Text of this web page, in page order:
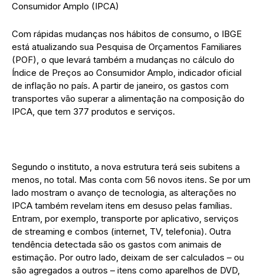
Consumidor Amplo (IPCA)
Com rápidas mudanças nos hábitos de consumo, o IBGE
está atualizando sua Pesquisa de Orçamentos Familiares
(POF), o que levará também a mudanças no cálculo do
Índice de Preços ao Consumidor Amplo, indicador oficial
de inflação no país. A partir de janeiro, os gastos com
transportes vão superar a alimentação na composição do
IPCA, que tem 377 produtos e serviços.
Segundo o instituto, a nova estrutura terá seis subitens a
menos, no total. Mas conta com 56 novos itens. Se por um
lado mostram o avanço de tecnologia, as alterações no
IPCA também revelam itens em desuso pelas famílias.
Entram, por exemplo, transporte por aplicativo, serviços
de streaming e combos (internet, TV, telefonia). Outra
tendência detectada são os gastos com animais de
estimação. Por outro lado, deixam de ser calculados – ou
são agregados a outros – itens como aparelhos de DVD,